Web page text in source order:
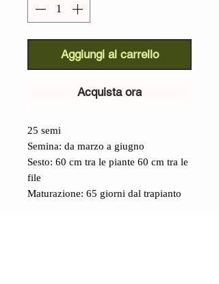
Aggiungi al carrello
Acquista ora
25 semi
Semina: da marzo a giugno
Sesto: 60 cm tra le piante 60 cm tra le
file
Maturazione: 65 giorni dal trapianto